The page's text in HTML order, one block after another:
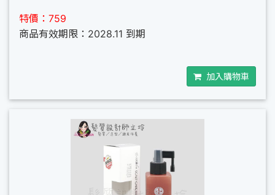
特價：759
商品有效期限：2028.11 到期
加入購物車